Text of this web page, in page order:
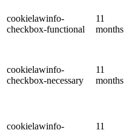
cookielawinfo-
checkbox-functional
11
months
cookielawinfo-
checkbox-necessary
11
months
cookielawinfo-
11